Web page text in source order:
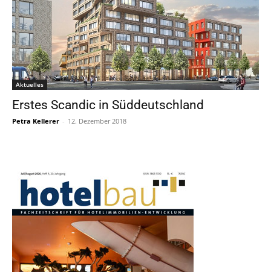
Aktuelles
Erstes Scandic in Süddeutschland
Petra Kellerer - 12. Dezember 2018